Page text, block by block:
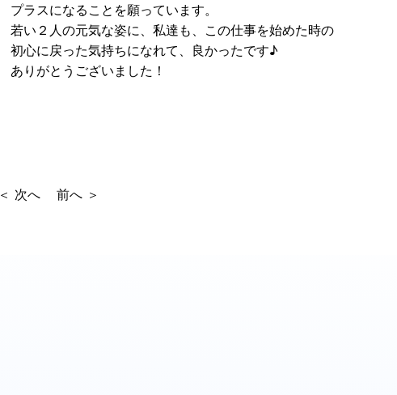
プラスになることを願っています。
若い２人の元気な姿に、私達も、この仕事を始めた時の
初心に戻った気持ちになれて、良かったです♪
ありがとうございました！
＜ 次へ 前へ ＞